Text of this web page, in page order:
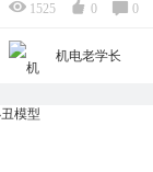
1525
0 0
机电老学长